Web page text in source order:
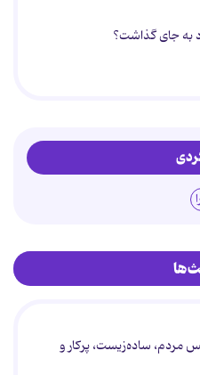
مردم، ساده‌زیست، پرکار و